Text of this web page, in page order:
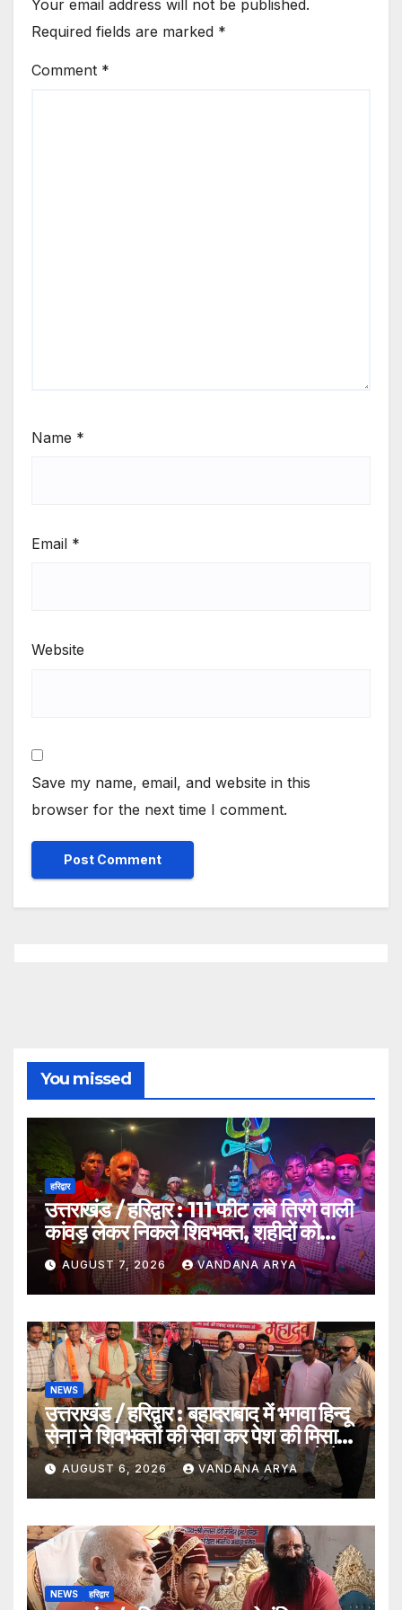
Your email address will not be published.
Required fields are marked *
Comment *
Name *
Email *
Website
Save my name, email, and website in this
browser for the next time I comment.
You missed
हरिद्वार
उत्तराखंड / हरिद्वार : 111 फीट लंबे तिरंगे वाली
कांवड़ लेकर निकले शिवभक्त, शहीदों को
समर्पित अनूठी आस्था यात्रा_देखे विडिओ !!
AUGUST 7, 2026 VANDANA ARYA
NEWS
उत्तराखंड / हरिद्वार : बहादराबाद में भगवा हिन्दू
सेना ने शिवभक्तों की सेवा कर पेश की मिसाल,
भोलेनाथ के जयकारों से गूंजा वातावरण_देखे
विडिओ !!
AUGUST 6, 2026 VANDANA ARYA
NEWS हरिद्वार